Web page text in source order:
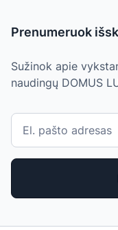
Prenumeruok
Sužinok apie
naudingų DOMUS